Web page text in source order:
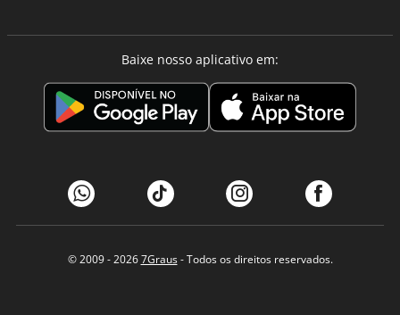
Baixe nosso aplicativo em:
© 2009 - 20267Graus- Todos os direitos reservados.